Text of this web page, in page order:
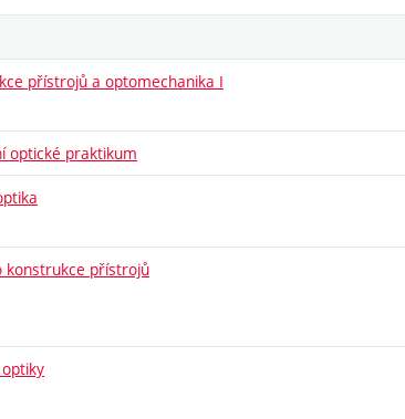
přístrojů a optomechanika I
optické praktikum
konstrukce přístrojů